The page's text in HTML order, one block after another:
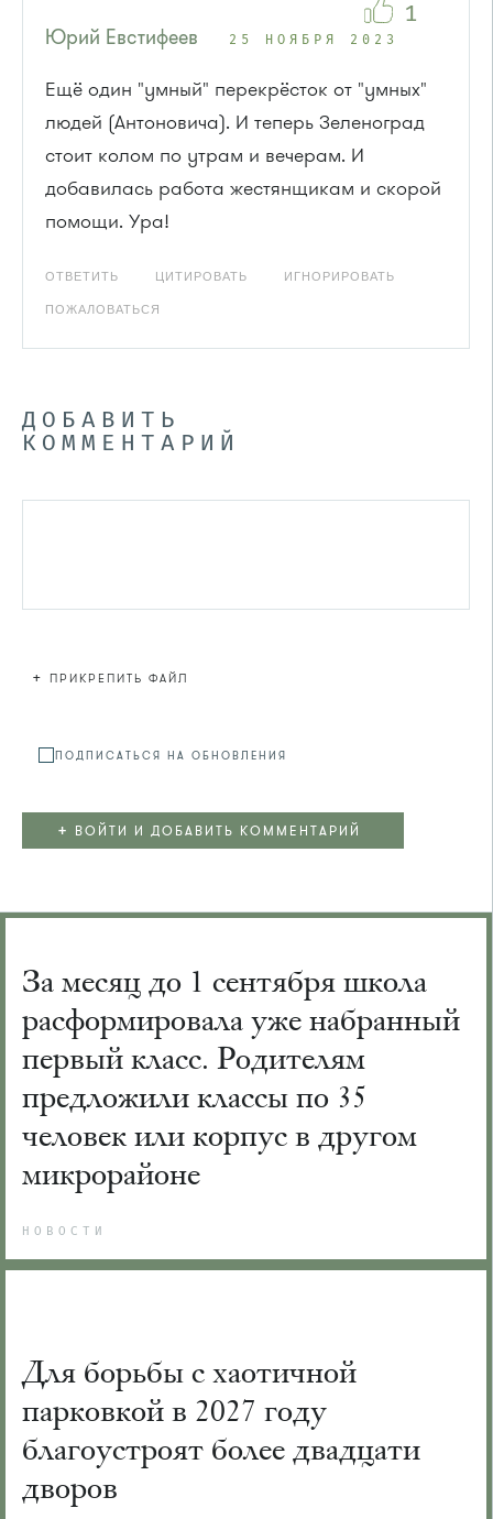
Юрий Евстифеев 25 НОЯБРЯ 2023
Ещё один "умный" перекрёсток от "умных"
людей (Антоновича). И теперь Зеленоград
стоит колом по утрам и вечерам. И
добавилась работа жестянщикам и скорой
помощи. Ура!
ОТВЕТИТЬ ЦИТИРОВАТЬ ИГНОРИРОВАТЬ
ПОЖАЛОВАТЬСЯ
1
ДОБАВИТЬ
КОММЕНТАРИЙ
+ ПРИКРЕПИТЬ ФАЙЛ
ПОДПИСАТЬСЯ НА ОБНОВЛЕНИЯ
+ ВОЙТИ И ДОБАВИТЬ КОММЕНТАРИЙ
За месяц до 1 сентября школа
расформировала уже набранный
первый класс. Родителям
предложили классы по 35
человек или корпус в другом
микрорайоне
НОВОСТИ
Для борьбы с хаотичной
парковкой в 2027 году
благоустроят более двадцати
дворов